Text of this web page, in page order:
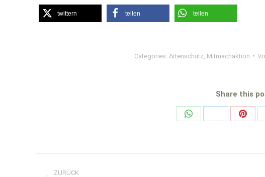
twittern teilen teilen
Categories: Artenschutz Mitmachaktion
Share this
Share
Share
Share
ZURÜCK